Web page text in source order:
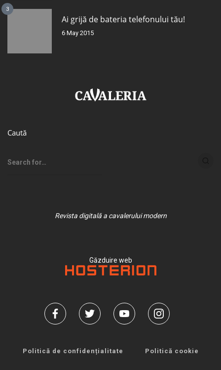
3
Ai grijă de bateria telefonului tău!
6 May 2015
Caută
Revista digitală a cavalerului modern
Găzduire web
Politică de confidențialitate Politică cookie